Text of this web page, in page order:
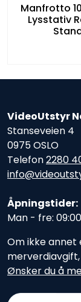
Manfrotto
Lysstativ
VideoUtstyr
Stanseveien 4
0975 OSLO
Telefon2280
Åpningstider:
Man - fre:
Om ikke annet
Ønsker du å